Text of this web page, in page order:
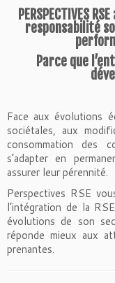
PERSPECTIVES
responsabilité
Parce que
Face aux évolutions
sociétales, aux
consommation des
s’adapter en
assurer leur pérennité.
Perspectives RSE
l’intégration de la
évolutions de son
réponde mieux aux
prenantes.